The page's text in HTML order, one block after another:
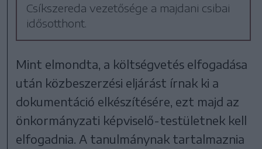
Csíkszereda vezetősége a majdani csibai
idősotthont.
Mint elmondta, a költségvetés elfogadása
után közbeszerzési eljárást írnak ki a
dokumentáció elkészítésére, ezt majd az
önkormányzati képviselő-testületnek kell
elfogadnia. A tanulmánynak tartalmaznia